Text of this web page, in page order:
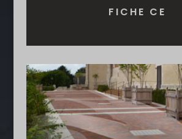
FICHE CE